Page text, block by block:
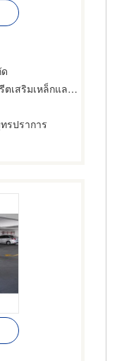
มเหล็กและอัดแรง)
รปราการ